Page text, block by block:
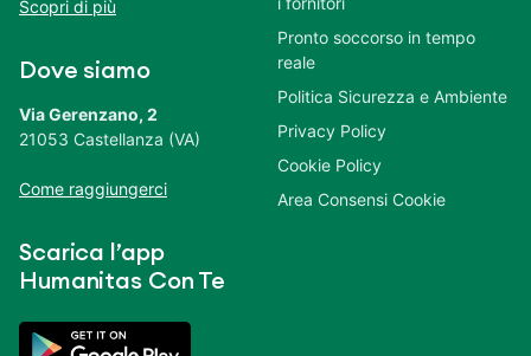
Scopri di più
Dove siamo
Via Gerenzano, 2
21053 Castellanza (VA)
Come raggiungerci
Scarica l’app
Humanitas Con Te
Pronto soccorso in tempo
reale
Politica Sicurezza e Ambiente
Privacy Policy
Cookie Policy
Area Consensi Cookie